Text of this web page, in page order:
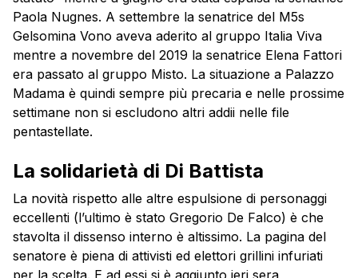
Paola Nugnes. A settembre la senatrice del M5s
Gelsomina Vono aveva aderito al gruppo Italia Viva
mentre a novembre del 2019 la senatrice Elena Fattori
era passato al gruppo Misto. La situazione a Palazzo
Madama è quindi sempre più precaria e nelle prossime
settimane non si escludono altri addii nelle file
pentastellate.
La solidarietà di Di Battista
La novità rispetto alle altre espulsione di personaggi
eccellenti (l’ultimo è stato Gregorio De Falco) è che
stavolta il dissenso interno è altissimo. La pagina del
senatore è piena di attivisti ed elettori grillini infuriati
per la scelta. E ad essi si è aggiunto ieri sera